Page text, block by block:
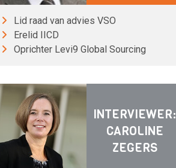
Lid raad van advies VSO
Erelid IICD
Oprichter Levi9 Global Sourcing
INTERVIEWER:
CAROLINE
ZEGERS